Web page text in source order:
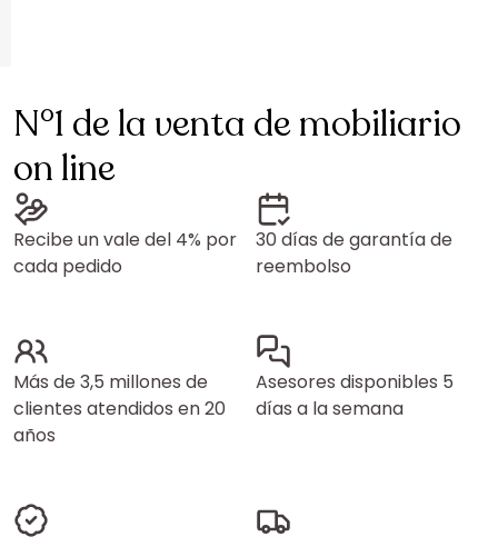
N°1 de la venta de mobiliario
on line
Recibe un vale del 4% por
cada pedido
30 días de garantía de
reembolso
Más de 3,5 millones de
clientes atendidos en 20
años
Asesores disponibles 5
días a la semana